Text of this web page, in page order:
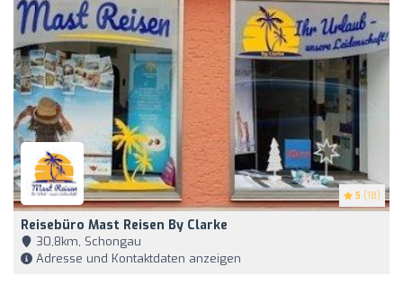
5 (18)
Reisebüro Mast Reisen By Clarke
30,8km, Schongau
Adresse und Kontaktdaten anzeigen